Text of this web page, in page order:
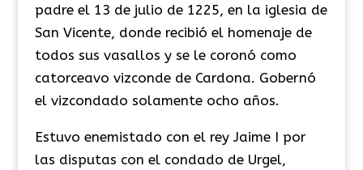
padre el 13 de julio de 1225, en la iglesia de
San Vicente, donde recibió el homenaje de
todos sus vasallos y se le coronó como
catorceavo vizconde de Cardona. Gobernó
el vizcondado solamente ocho años.
Estuvo enemistado con el rey Jaime I por
las disputas con el condado de Urgel,